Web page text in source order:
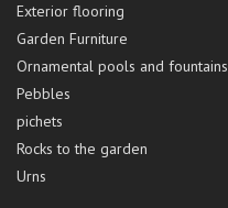
Exterior flooring
Garden Furniture
Ornamental pools and fountains
Pebbles
pichets
Rocks to the garden
Urns